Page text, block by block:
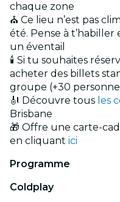
chaque zone
⛪ Ce lieu n’est pas
été. Pense à
un éventail
🕯️ Si tu souhaites
acheter des billets
groupe (+30
🎻 Découvre tous les
Brisbane
🎁 Offre une carte-
en cliquant ici
Programme
Coldplay